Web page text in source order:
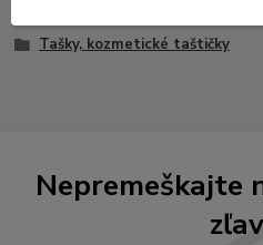
Tašky, kozmetické taštičky
Nepremeškajte